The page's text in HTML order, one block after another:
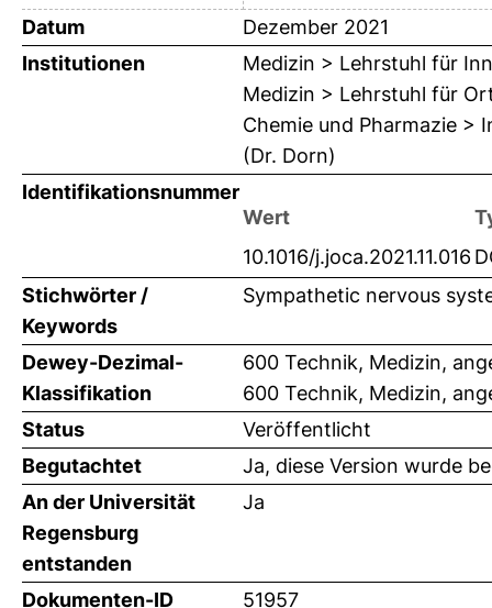
Datum
Dezember 2021
Institutionen
Medizin > Lehrstuhl für
Medizin > Lehrstuhl für
Chemie und Pharmazie >
(Dr. Dorn)
Identifikationsnummer
Wert
10.1016/j.joca.2021.11.016
Stichwörter /
Keywords
Sympathetic nervous
Dewey-Dezimal-
Klassifikation
600 Technik, Medizin,
600 Technik, Medizin,
Status
Veröffentlicht
Begutachtet
Ja, diese Version wurde
An der Universität
Regensburg
entstanden
Ja
Dokumenten-ID 51957